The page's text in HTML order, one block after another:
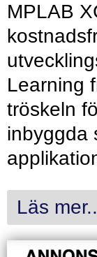
MPLAB
Learning
tröskeln
inbyggda
Läs